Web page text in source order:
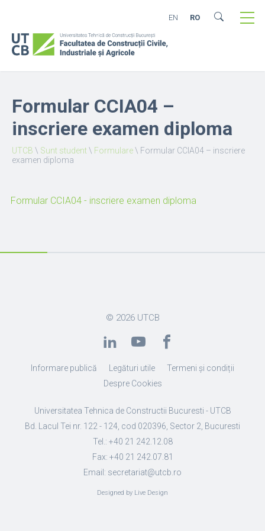
EN RO
Formular CCIA04 –
inscriere examen diploma
UTCB \ Sunt student\ Formulare\ Formular CCIA04 – inscriere
examen diploma
Formular CCIA04 - inscriere examen diploma
© 2026 UTCB
Informare publică Legături utile
Termeni și condiții
Despre Cookies
Universitatea Tehnica de Constructii Bucuresti - UTCB
Bd. Lacul Tei nr. 122 - 124, cod 020396, Sector 2, Bucuresti
Tel.: +40 21 242.12.08
Fax: +40 21 242.07.81
Email: secretariat@utcb.ro
Designed by Live Design